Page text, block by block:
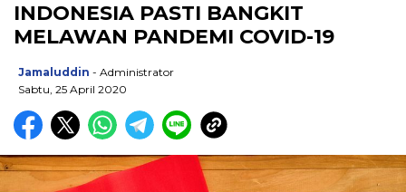
INDONESIA PASTI BANGKIT
MELAWAN PANDEMI COVID-19
Jamaluddin - Administrator
Sabtu, 25 April 2020